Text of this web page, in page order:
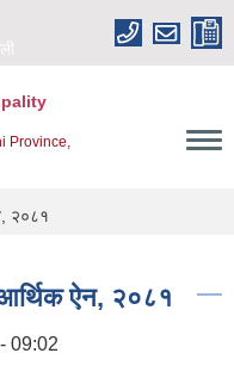
Province,
२०८१
ऐन, २०८१
09:02